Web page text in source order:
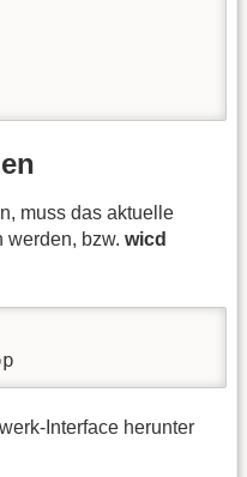
muss das aktuelle
werden, bzw. wicd
Interface herunter